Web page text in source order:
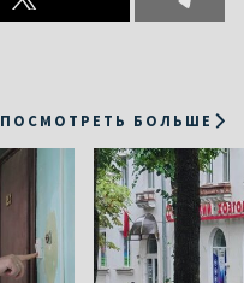
ПОСМОТРЕТЬ БОЛЬШЕ